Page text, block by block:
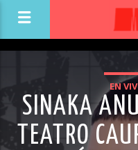
EN
SINAKA
TEATRO